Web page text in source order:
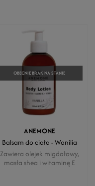
OBECNIE BRAK NA STANIE
ANEMONE
Balsam do ciała - Wanilia
Zawiera olejek migdałowy,
masła shea i witaminę E